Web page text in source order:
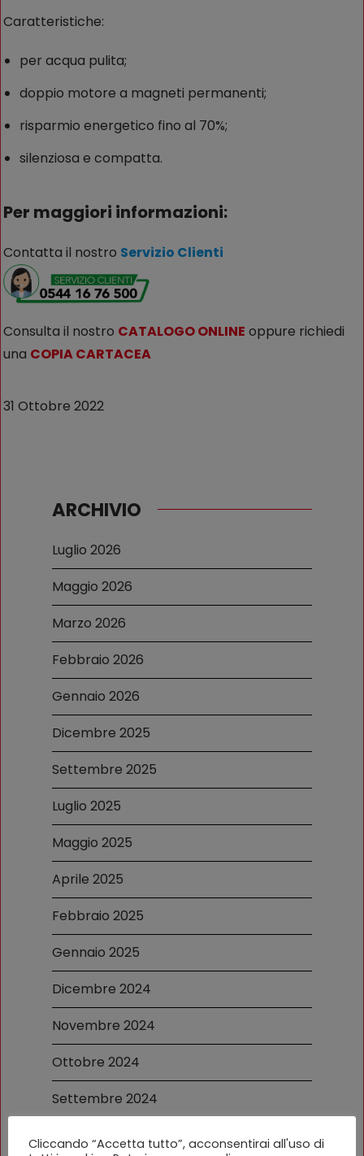
Caratteristiche:
per acqua pulita;
doppio motore a magneti permanenti;
risparmio energetico fino al 70%;
silenziosa e compatta.
Per maggiori informazioni:
Contatta il nostro Servizio Clienti
Consulta il nostro CATALOGO ONLINE oppure richiedi
una COPIA CARTACEA
31 Ottobre 2022
ARCHIVIO
Luglio 2026
Maggio 2026
Marzo 2026
Febbraio 2026
Gennaio 2026
Dicembre 2025
Settembre 2025
Luglio 2025
Maggio 2025
Aprile 2025
Febbraio 2025
Gennaio 2025
Dicembre 2024
Novembre 2024
Ottobre 2024
Settembre 2024
Luglio 2024
Cliccando “Accetta tutto”, acconsentirai all'uso di